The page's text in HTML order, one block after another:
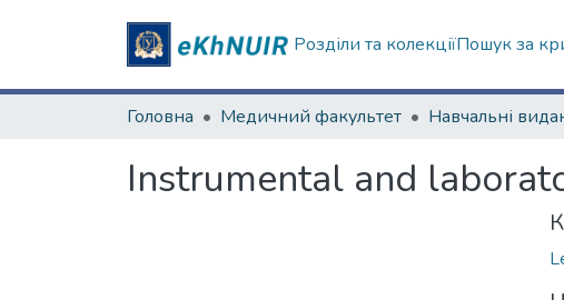
Розділи та колекціїПошук за
Головна Медичний факультет
Instrumental and